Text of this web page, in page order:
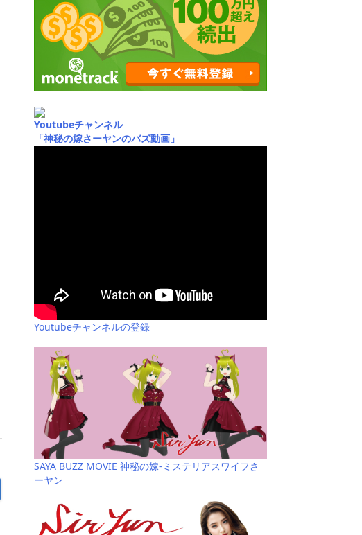
Youtubeチャンネル
「神秘の嫁さーヤンのバズ動画」
Youtubeチャンネルの登録
SAYA BUZZ MOVIE 神秘の嫁-ミステリアスワイフさ
ーヤン